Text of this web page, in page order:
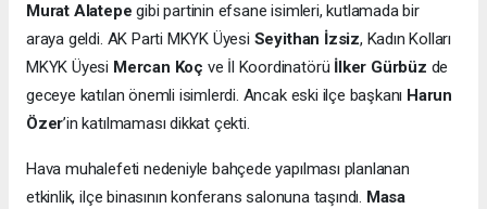
Murat Alatepe gibi partinin efsane isimleri, kutlamada bir
araya geldi. AK Parti MKYK Üyesi Seyithan İzsiz, Kadın Kolları
MKYK Üyesi Mercan Koç ve İl Koordinatörü İlker Gürbüz de
geceye katılan önemli isimlerdi. Ancak eski ilçe başkanı Harun
Özer’in katılmaması dikkat çekti.
Hava muhalefeti nedeniyle bahçede yapılması planlanan
etkinlik, ilçe binasının konferans salonuna taşındı. Masa